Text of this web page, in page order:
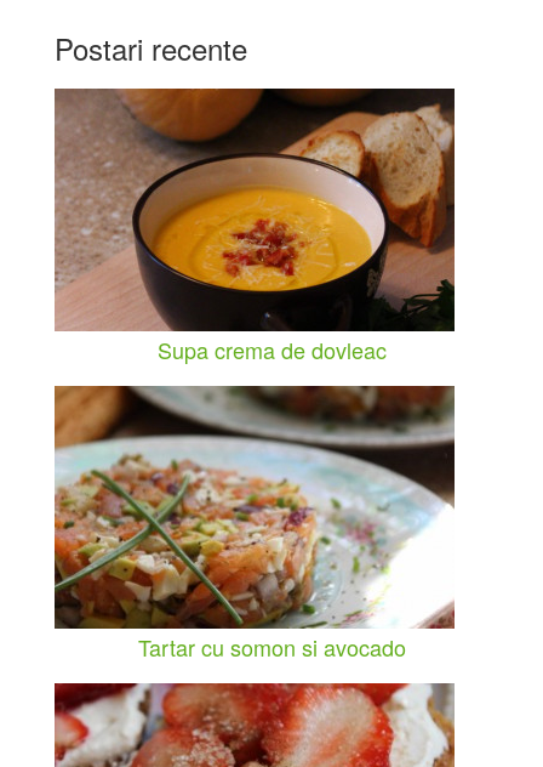
Postari recente
Supa crema de dovleac
Tartar cu somon si avocado